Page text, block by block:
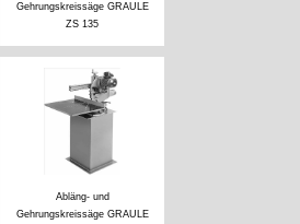
Gehrungskreissäge GRAULE
ZS 135
Abläng- und
Gehrungskreissäge GRAULE